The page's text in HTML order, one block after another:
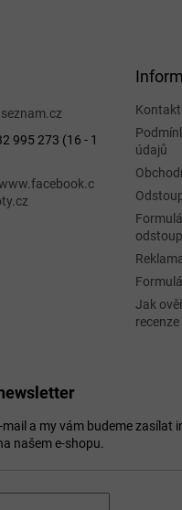
seznam.cz
995 273 (16 - 1
údajů
Jak
recenze
mail a my vám budeme zasílat
našem e-shopu.